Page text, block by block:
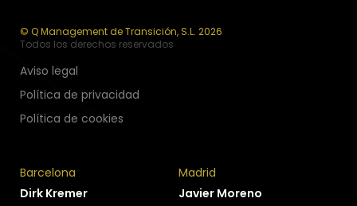
© Q Management de Transición, S.L. 2026
Todos los derechos reservados
Aviso legal
Política de privacidad
Política de cookies
Barcelona
Dirk Kremer
Madrid
Javier Moreno